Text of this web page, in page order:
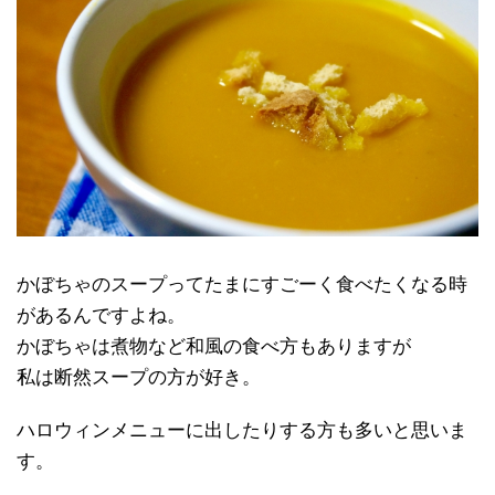
かぼちゃのスープってたまにすごーく食べたくなる時
があるんですよね。
かぼちゃは煮物など和風の食べ方もありますが
私は断然スープの方が好き。
ハロウィンメニューに出したりする方も多いと思いま
す。